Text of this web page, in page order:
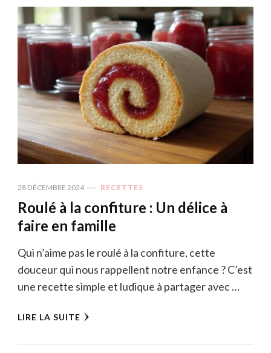
28 DÉCEMBRE 2024 RECETTES
Roulé à la confiture : Un délice à
faire en famille
Qui n’aime pas le roulé à la confiture, cette
douceur qui nous rappellent notre enfance ? C’est
une recette simple et ludique à partager avec …
LIRE LA SUITE